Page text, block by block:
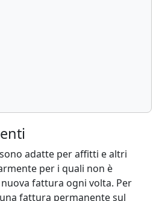
adatte per affitti e altri
per i quali non è
fattura ogni volta. Per
fattura permanente sul